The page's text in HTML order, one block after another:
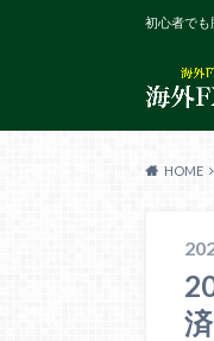
初心者でも
HOME
済